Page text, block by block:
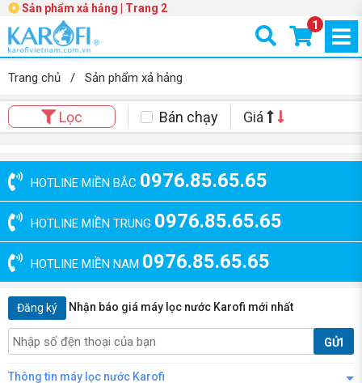
Sản phẩm xả hảng | Trang 2
1
Trang chủ / Sản phẩm xả hảng
Lọc Bán chạy Giá
HOTLINE MIỀN BẮC 0976.85.65.65
HOTLINE MIỀN TRUNG 0976.85.65.65
HOTLINE MIỀN NAM 0976.85.65.65
Đăng ký Nhận báo giá máy lọc nước Karofi mới nhất
GỬI
Thông tin máy lọc nước Karofi